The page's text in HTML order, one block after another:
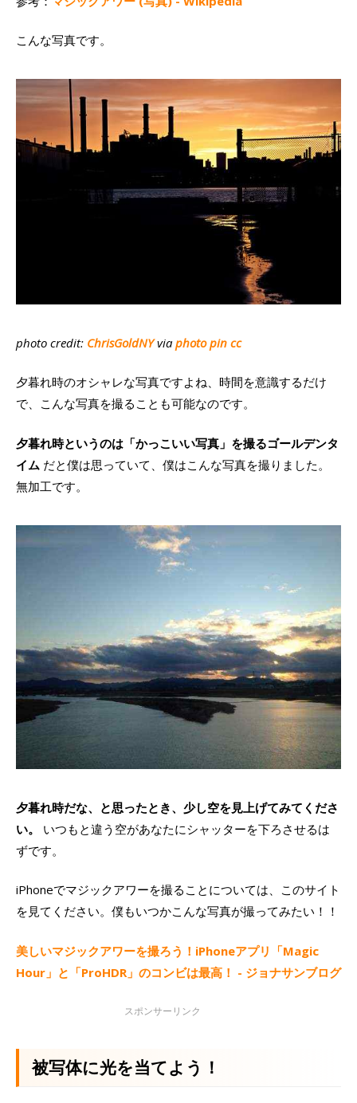
こんな写真です。
photo credit: ChrisGoldNYvia photo pin cc
夕暮れ時のオシャレな写真ですよね、時間を意識するだけ
で、こんな写真を撮ることも可能なのです。
夕暮れ時というのは「かっこいい写真」を撮るゴールデンタ
イム だと僕は思っていて、僕はこんな写真を撮りました。
無加工です。
夕暮れ時だな、と思ったとき、少し空を見上げてみてくださ
い。
いつもと違う空があなたにシャッターを下ろさせるは
ずです。
iPhoneでマジックアワーを撮ることについては、このサイト
を見てください。僕もいつかこんな写真が撮ってみたい！！
美しいマジックアワーを撮ろう！iPhoneアプリ「Magic
Hour」と「ProHDR」のコンビは最高！ - ジョナサンブログ
被写体に光を当てよう！